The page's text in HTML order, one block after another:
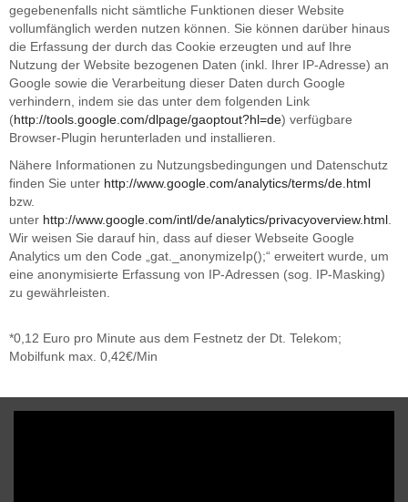
gegebenenfalls nicht sämtliche Funktionen dieser Website
vollumfänglich werden nutzen können. Sie können darüber hinaus
die Erfassung der durch das Cookie erzeugten und auf Ihre
Nutzung der Website bezogenen Daten (inkl. Ihrer IP-Adresse) an
Google sowie die Verarbeitung dieser Daten durch Google
verhindern, indem sie das unter dem folgenden Link
(http://tools.google.com/dlpage/gaoptout?hl=de) verfügbare
Browser-Plugin herunterladen und installieren.
Nähere Informationen zu Nutzungsbedingungen und Datenschutz
finden Sie unter http://www.google.com/analytics/terms/de.html
bzw.
unter http://www.google.com/intl/de/analytics/privacyoverview.html
Wir weisen Sie darauf hin, dass auf dieser Webseite Google
Analytics um den Code „gat._anonymizeIp();“ erweitert wurde, um
eine anonymisierte Erfassung von IP-Adressen (sog. IP-Masking)
zu gewährleisten.
*0,12 Euro pro Minute aus dem Festnetz der Dt. Telekom;
Mobilfunk max. 0,42€/Min